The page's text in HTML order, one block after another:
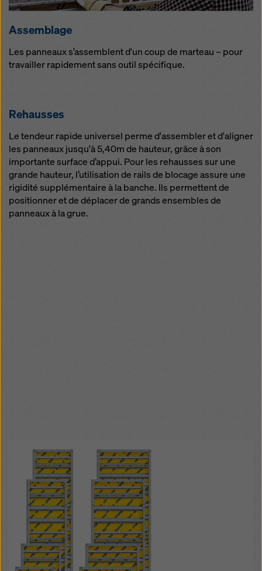
Assemblage
Les panneaux s’assemblent d'un coup de marteau – pour
travailler rapidement sans outil spécifique.
Rehausses
Le tendeur rapide universel perme d'assembler et d'aligner
les panneaux jusqu'à 5,40m de hauteur, grâce à son
importante surface d’appui. Pour les rehausses sur une
grande hauteur, l’utilisation de rails de blocage assure une
rigidité supplémentaire à la banche. Ils permettent de
positionner et de déplacer de grands ensembles de
panneaux à la grue.